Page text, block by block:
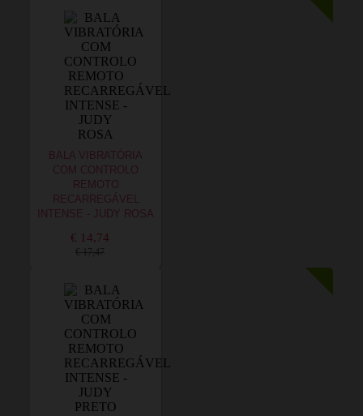
BALA VIBRATÓRIA
COM CONTROLO
REMOTO
RECARREGÁVEL
INTENSE - JUDY ROSA
€ 14,74
€ 17,47